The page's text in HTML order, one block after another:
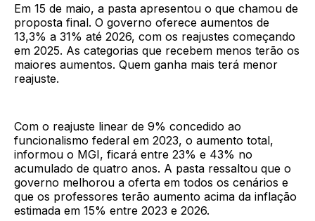
Em 15 de maio, a pasta apresentou o que chamou de
proposta final. O governo oferece aumentos de
13,3% a 31% até 2026, com os reajustes começando
em 2025. As categorias que recebem menos terão os
maiores aumentos. Quem ganha mais terá menor
reajuste.
Com o reajuste linear de 9% concedido ao
funcionalismo federal em 2023, o aumento total,
informou o MGI, ficará entre 23% e 43% no
acumulado de quatro anos. A pasta ressaltou que o
governo melhorou a oferta em todos os cenários e
que os professores terão aumento acima da inflação
estimada em 15% entre 2023 e 2026.